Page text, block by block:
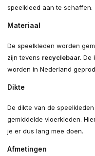
speelkleed aan te schaffen.
Materiaal
De speelkleden worden
zijn tevens recyclebaar. De
worden in Nederland
Dikte
De dikte van de speelkleden
gemiddelde vloerkleden.
je er dus lang mee doen.
Afmetingen